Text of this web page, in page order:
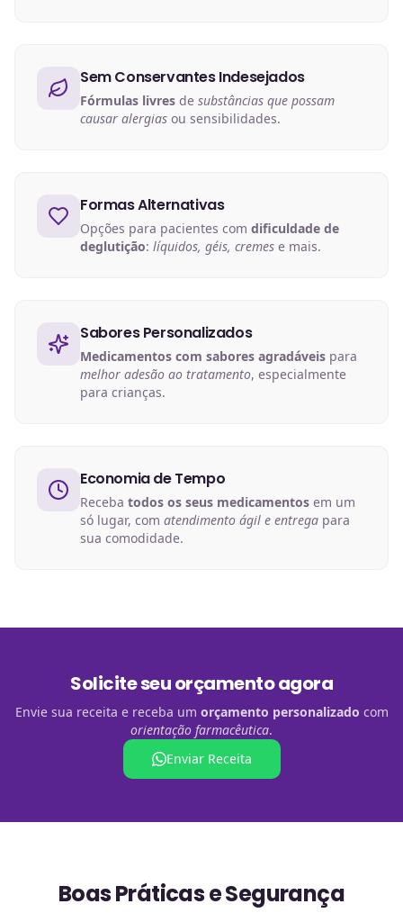
Sem Conservantes Indesejados
Fórmulas livres de substâncias que possam
causar alergias ou sensibilidades.
Formas Alternativas
Opções para pacientes com dificuldade de
deglutição: líquidos, géis, cremes e mais.
Sabores Personalizados
Medicamentos com sabores agradáveis para
melhor adesão ao tratamento, especialmente
para crianças.
Economia de Tempo
Receba todos os seus medicamentos em um
só lugar, com atendimento ágil e entrega para
sua comodidade.
Solicite seu orçamento agora
Envie sua receita e receba um orçamento personalizado com
orientação farmacêutica.
Enviar Receita
Boas Práticas e Segurança